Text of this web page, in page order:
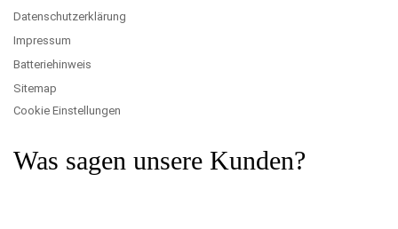
Datenschutzerklärung
Impressum
Batteriehinweis
Sitemap
Cookie Einstellungen
Was sagen unsere Kunden?